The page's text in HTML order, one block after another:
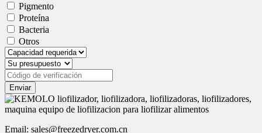
Pigmento
Proteína
Bacteria
Otros
Enviar
Email: sales@freezedryer.com.cn